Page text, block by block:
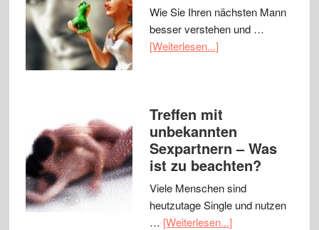
Wie Sie Ihren nächsten Mann
besser verstehen und …
[Weiterlesen...]
Treffen mit
unbekannten
Sexpartnern – Was
ist zu beachten?
Viele Menschen sind
heutzutage Single und nutzen
… [Weiterlesen...]